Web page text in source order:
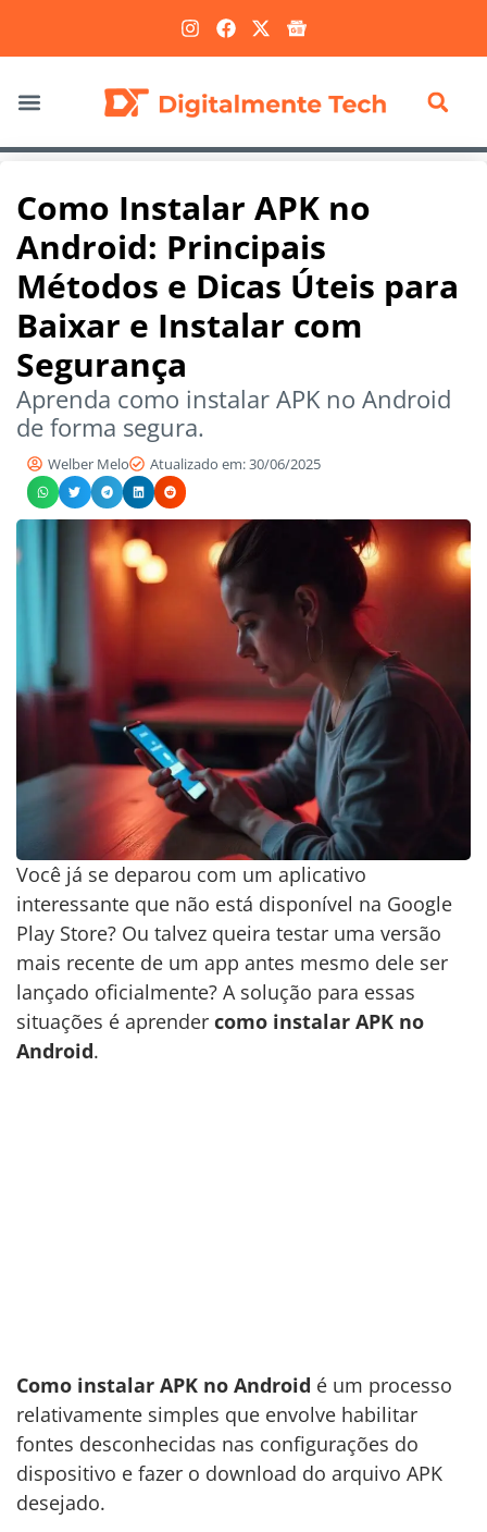
Como Instalar APK no
Android: Principais
Métodos e Dicas Úteis para
Baixar e Instalar com
Segurança
Aprenda como instalar APK no Android
de forma segura.
Welber Melo Atualizado em: 30/06/2025
Você já se deparou com um aplicativo
interessante que não está disponível na Google
Play Store? Ou talvez queira testar uma versão
mais recente de um app antes mesmo dele ser
lançado oficialmente? A solução para essas
situações é aprender como instalar APK no
Android.
Como instalar APK no Android é um processo
relativamente simples que envolve habilitar
fontes desconhecidas nas configurações do
dispositivo e fazer o download do arquivo APK
desejado.